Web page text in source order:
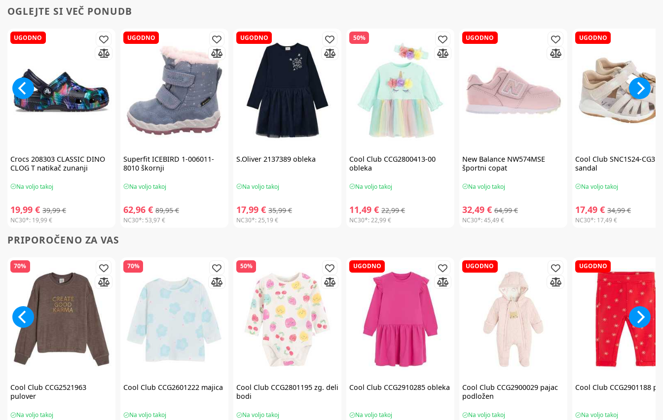
OGLEJTE SI VEČ PONUDB
UGODNO
Crocs208303 CLASSIC DINO
CLOG T natikač zunanji
Na voljo takoj
19,99 € 39,99 €
NC30*: 19,99 €
UGODNO
Superfit ICEBIRD 1-006011-
8010 škornji
Na voljo takoj
62,96 € 89,95 €
NC30*: 53,97 €
UGODNO
S.Oliver 2137389 obleka
Na voljo takoj
17,99 € 35,99 €
NC30*:25,19 €
50%
Cool Club CCG2800413-00
obleka
Na voljo takoj
11,49 € 22,99 €
NC30*:22,99 €
UGODNO
New BalanceNW574MSE
športni copat
Na voljo takoj
32,49 € 64,99 €
NC30*:45,49 €
UGODNO
Cool Club SNC1S24-
sandal
Na voljo takoj
17,49 € 34,99 €
NC30*: 17,49 €
PRIPOROČENO ZA VAS
70%
Cool Club CCG2521963
pulover
Na voljo takoj
70%
Cool Club CCG2601222 majica
Na voljo takoj
50%
Cool Club CCG2801195 zg. deli
bodi
Na voljo takoj
UGODNO
Cool Club CCG2910285 obleka
Na voljo takoj
UGODNO
Cool Club CCG2900029 pajac
podložen
Na voljo takoj
UGODNO
Cool Club CCG2901188
Na voljo takoj